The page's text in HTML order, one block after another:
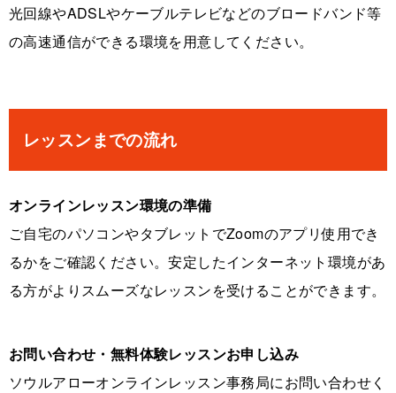
光回線やADSLやケーブルテレビなどのブロードバンド等
の高速通信ができる環境を用意してください。
レッスンまでの流れ
オンラインレッスン環境の準備
ご自宅のパソコンやタブレットでZoomのアプリ使用でき
るかをご確認ください。安定したインターネット環境があ
る方がよりスムーズなレッスンを受けることができます。
お問い合わせ・無料体験レッスンお申し込み
ソウルアローオンラインレッスン事務局にお問い合わせく